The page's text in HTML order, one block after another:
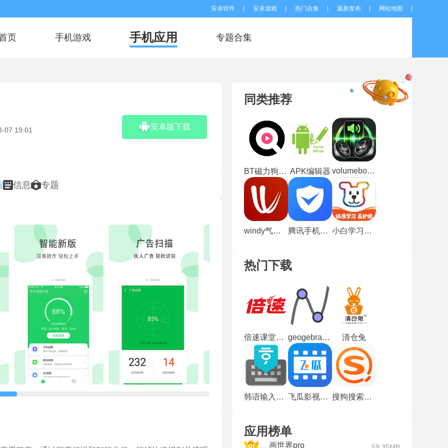
安卓软件 安卓游戏 热门合集 最新发布 网站地图
页 手机游戏 手机应用 专题合集
07 19:01 安卓版下载
信息 专题
同类推荐
BT磁力狗搜索引擎 APK编辑器 volumebooster
windy气象软件 腾讯手机连接助手 小白学习打印
热门下载
倍速课堂最新版 geogebra手机版 清仓兔
韩语输入法手机版 飞瓜影视手机版 搜狗搜索手机版
应用榜单
画世界pro